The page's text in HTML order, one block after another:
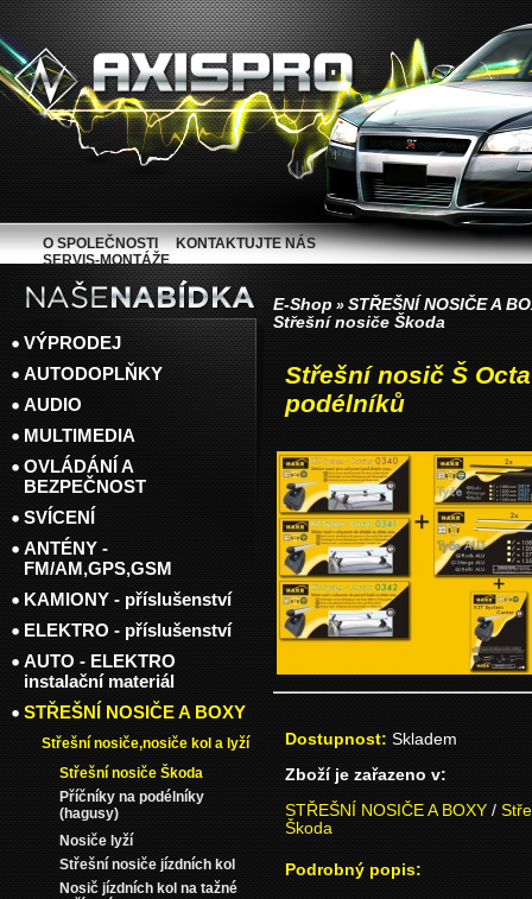
E-Shop » STŘEŠNÍ NOSIČE A
Střešní nosiče Škoda
Střešní nosič Š
podélníků
Dostupnost: Skladem
Zboží je zařazeno v:
STŘEŠNÍ NOSIČE A BOXY /
Škoda
Podrobný popis:
VÝPRODEJ
AUTODOPLŇKY
AUDIO
MULTIMEDIA
OVLÁDÁNÍ A
BEZPEČNOST
SVÍCENÍ
ANTÉNY -
FM/AM,GPS,GSM
KAMIONY - příslušenství
ELEKTRO - příslušenství
AUTO - ELEKTRO
instalační materiál
STŘEŠNÍ NOSIČE A BOXY
Střešní nosiče,nosiče kol a lyží
Střešní nosiče Škoda
Příčníky na podélníky
(hagusy)
Nosiče lyží
Střešní nosiče jízdních kol
Nosič jízdních kol na tažné
O SPOLEČNOSTI
KONTAKTUJTE NÁS
SERVIS-MONTÁŽE